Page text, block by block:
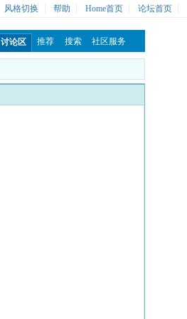
风格切换 帮助 Home首页 论坛首页
讨论区 推荐 搜索 社区服务